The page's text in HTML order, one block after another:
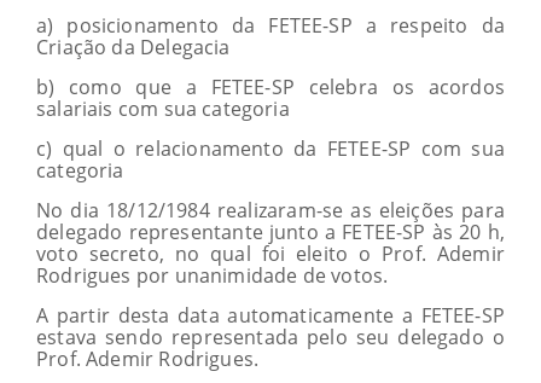
a) posicionamento da FETEE-SP a respeito da
Criação da Delegacia
b) como que a FETEE-SP celebra os acordos
salariais com sua categoria
c) qual o relacionamento da FETEE-SP com sua
categoria
No dia 18/12/1984 realizaram-se as eleições para
delegado representante junto a FETEE-SP às 20 h,
voto secreto, no qual foi eleito o Prof. Ademir
Rodrigues por unanimidade de votos.
A partir desta data automaticamente a FETEE-SP
estava sendo representada pelo seu delegado o
Prof. Ademir Rodrigues.